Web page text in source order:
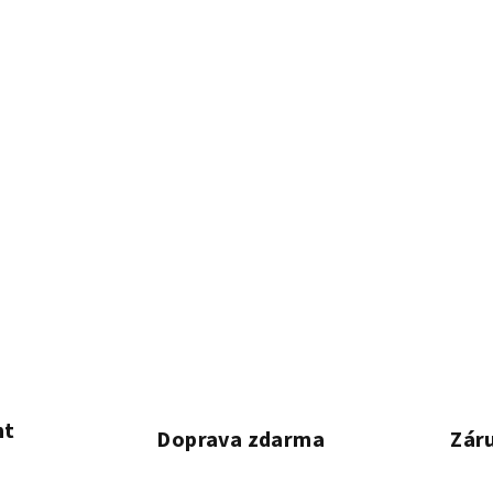
Doprava zdarma